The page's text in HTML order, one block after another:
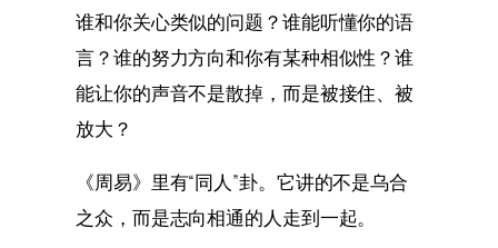
谁和你关心类似的问题？谁能听懂你的语
言？谁的努力方向和你有某种相似性？谁
能让你的声音不是散掉，而是被接住、被
放大？
《周易》里有“同人”卦。它讲的不是乌合
之众，而是志向相通的人走到一起。